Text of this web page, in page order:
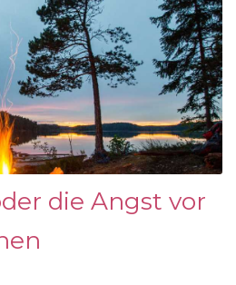
die Angst vor